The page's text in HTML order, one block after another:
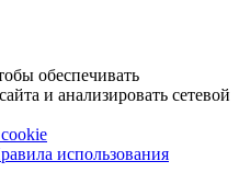
обеспечивать
и анализировать сетевой
использования